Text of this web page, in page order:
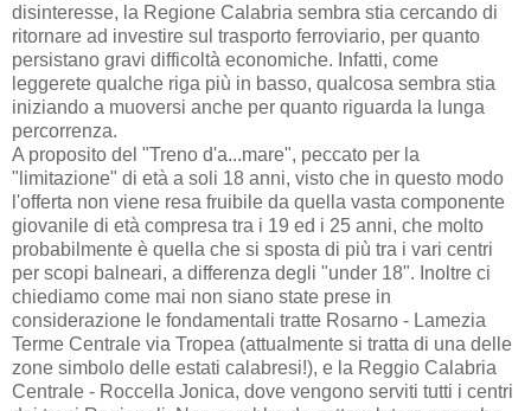
disinteresse, la Regione Calabria sembra stia cercando di
ritornare ad investire sul trasporto ferroviario, per quanto
persistano gravi difficoltà economiche. Infatti, come
leggerete qualche riga più in basso, qualcosa sembra stia
iniziando a muoversi anche per quanto riguarda la lunga
percorrenza.
A proposito del "Treno d'a...mare", peccato per la
"limitazione" di età a soli 18 anni, visto che in questo modo
l'offerta non viene resa fruibile da quella vasta componente
giovanile di età compresa tra i 19 ed i 25 anni, che molto
probabilmente è quella che si sposta di più tra i vari centri
per scopi balneari, a differenza degli "under 18". Inoltre ci
chiediamo come mai non siano state prese in
considerazione le fondamentali tratte Rosarno - Lamezia
Terme Centrale via Tropea (attualmente si tratta di una delle
zone simbolo delle estati calabresi!), e la Reggio Calabria
Centrale - Roccella Jonica, dove vengono serviti tutti i centri